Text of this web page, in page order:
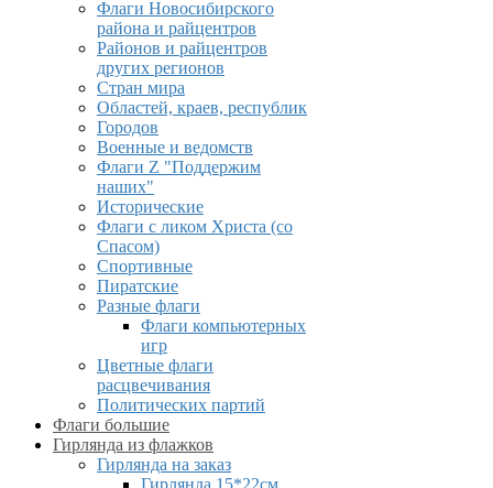
Флаги Новосибирского
района и райцентров
Районов и райцентров
других регионов
Стран мира
Областей, краев, республик
Городов
Военные и ведомств
Флаги Z "Поддержим
наших"
Исторические
Флаги с ликом Христа (со
Спасом)
Спортивные
Пиратские
Разные флаги
Флаги компьютерных
игр
Цветные флаги
расцвечивания
Политических партий
Флаги большие
Гирлянда из флажков
Гирлянда на заказ
Гирлянда 15*22см